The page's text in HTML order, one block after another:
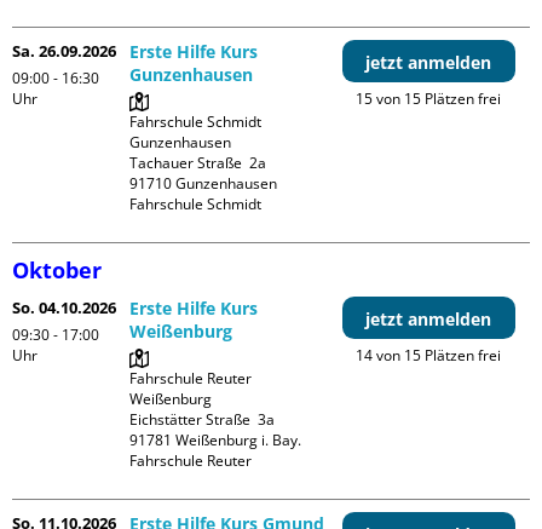
Sa. 26.09.2026
09:00 - 16:30
Uhr
Erste Hilfe Kurs
Gunzenhausen
Fahrschule Schmidt
Gunzenhausen
Tachauer Straße  2a
91710 Gunzenhausen
Fahrschule Schmidt
jetzt anmelden
15 von 15 Plätzen frei
Oktober
So. 04.10.2026
09:30 - 17:00
Uhr
Erste Hilfe Kurs
Weißenburg
Fahrschule Reuter
Weißenburg
Eichstätter Straße  3a
91781 Weißenburg i. Bay.
Fahrschule Reuter
jetzt anmelden
14 von 15 Plätzen frei
So. 11.10.2026 Erste Hilfe Kurs Gmund